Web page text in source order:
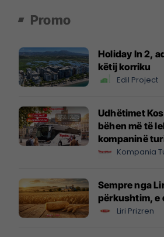
Promo
Holiday In 2,
këtij korriku
Edil Project
Udhëtimet
bëhen më të
kompaninë
Kompania
Sempre nga
përkushtim, e
Liri Prizren